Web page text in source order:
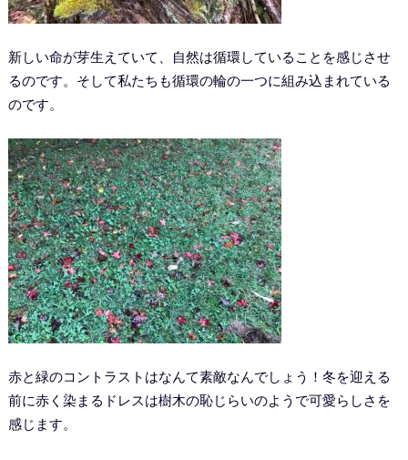
新しい命が芽生えていて、自然は循環していることを感じさせ
るのです。そして私たちも循環の輪の一つに組み込まれている
のです。
赤と緑のコントラストはなんて素敵なんでしょう！冬を迎える
前に赤く染まるドレスは樹木の恥じらいのようで可愛らしさを
感じます。